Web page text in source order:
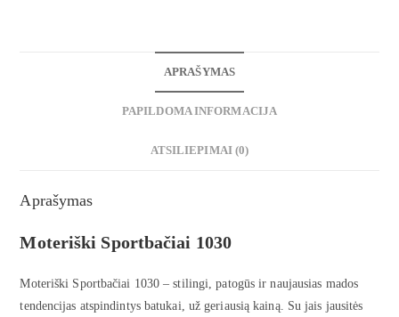
APRAŠYMAS
PAPILDOMA INFORMACIJA
ATSILIEPIMAI (0)
Aprašymas
Moteriški Sportbačiai 1030
Moteriški Sportbačiai 1030 – stilingi, patogūs ir naujausias mados
tendencijas atspindintys batukai, už geriausią kainą. Su jais jausitės